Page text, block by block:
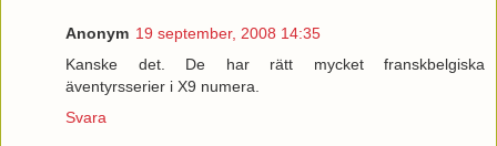
Anonym 19 september, 2008 14:35
Kanske det. De har rätt mycket franskbelgiska
äventyrsserier i X9 numera.
Svara